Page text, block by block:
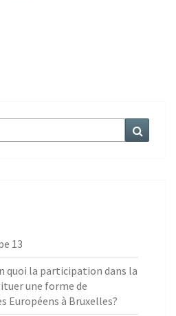
13
quoi la participation dans la
une forme de
Européens à Bruxelles?